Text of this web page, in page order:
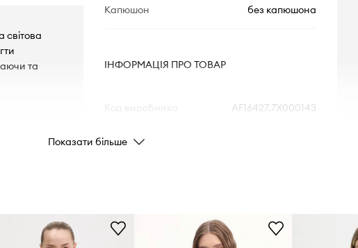
світова
та
Капюшон без капюшона
ІНФОРМАЦІЯ ПРО ТОВАР
AF16427.7X000143
Колір
Виробник
Показати більше